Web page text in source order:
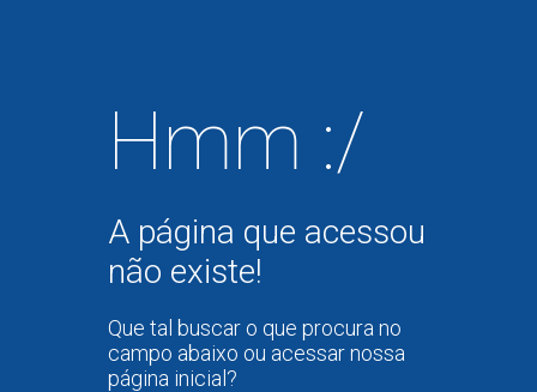
Hmm :/
A página que acessou
não existe!
Que tal buscar o que procura no
campo abaixo ou acessar nossa
página inicial?